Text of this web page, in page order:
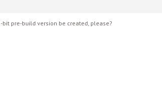
pre-build version be created, please?